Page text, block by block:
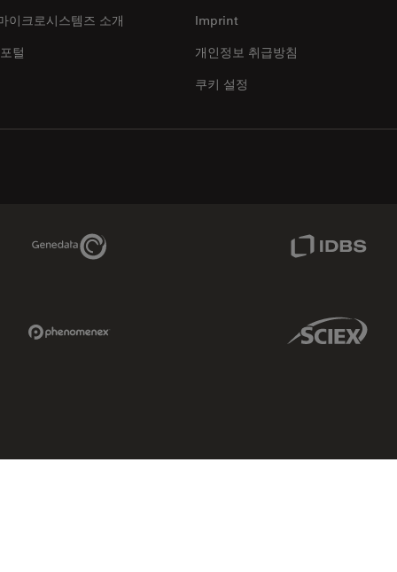
이크로시스템즈 소개
털
Imprint
개인정보 취급방침
쿠키 설정
Genedata Link
Sciex Link